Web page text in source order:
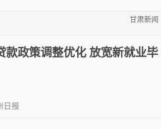
甘肃新闻
款政策调整优化 放宽新就业毕
日报